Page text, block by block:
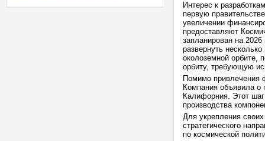
Интерес к
первую
увеличении
предоставляют
запланирован на
развернуть
околоземной орбите,
орбиту, требующую
Помимо привлечения
Компания объявила о
Калифорния. Этот
производства
Для укрепления
стратегического
по космической